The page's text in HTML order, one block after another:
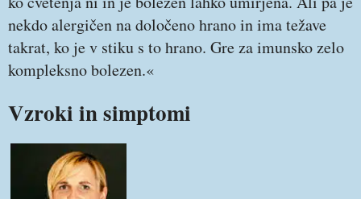
nekdo alergičen na določeno hrano in ima težave
takrat, ko je v stiku s to hrano. Gre za imunsko zelo
kompleksno bolezen.«
Vzroki in simptomi